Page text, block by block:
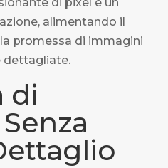
alimentando il
promessa di immagini
dettagliate.
di